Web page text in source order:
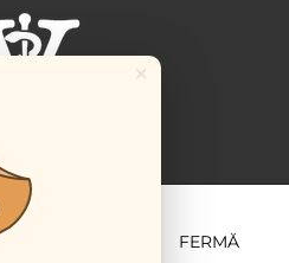
FERMĂ
×